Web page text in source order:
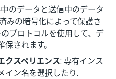
のデータと送信中のデータ
みの暗号化によって保護さ
プロトコルを使用して、デ
されます。
クスペリエンス: 専有インス
ン名を選択したり、